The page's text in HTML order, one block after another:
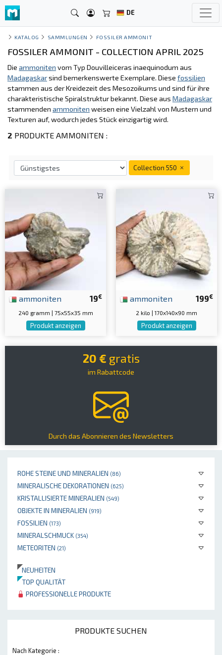
DE
ROHE STEINE UND MINERALIEN (86)
MINERALISCHE DEKORATIONEN (625)
KRISTALLISIERTE MINERALIEN (549)
OBJEKTE IN MINERALIEN (919)
FOSSILIEN (173)
MINERALSCHMUCK (354)
METEORITEN (21)
NEUHEITEN
TOP QUALITÄT
PROFESSIONELLE PRODUKTE
PRODUKTE SUCHEN
Nach Kategorie :
KATALOG SAMMLUNGEN FOSSILER AMMONIT
FOSSILER AMMONIT - COLLECTION APRIL 2025
Die ammoniten vom Typ Douvilleiceras inaequinodum aus
Madagaskarsind bemerkenswerte Exemplare. Diese fossilien
stammen aus der Kreidezeit des Mesozoikums und sind für ihre
charakteristische Spiralstruktur bekannt. Diese aus Madagaskar
stammenden ammoniten weisen eine Vielzahl von Mustern und
Texturen auf, wodurch jedes Stück einzigartig wird.
2 PRODUKTE AMMONITEN :
Collection 550
19€
ammoniten
240 gramm | 75x55x35 mm
Produkt anzeigen
199€
ammoniten
2 kilo | 170x140x90 mm
Produkt anzeigen
20 € gratis
im Rabattcode
Durch das Abonnieren des Newsletters